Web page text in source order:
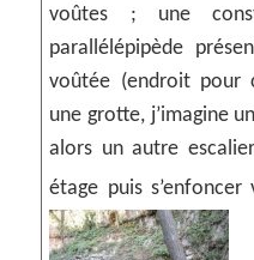
voûtes ; une
parallélépipède
voûtée (endroit pour
une grotte, j’imagine
alors un autre
étage puis